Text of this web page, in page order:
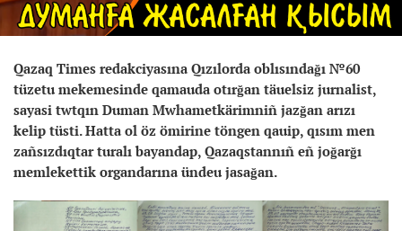
Qazaq Times redakciyasına Qızılorda oblısındağı №60
tüzetu mekemesinde qamauda otırğan täuelsiz jurnalist,
sayasi twtqın Duman Mwhametkärimniñ jazğan arızı
kelip tüsti. Hatta ol öz ömirine töngen qauip, qısım men
zañsızdıqtar turalı bayandap, Qazaqstannıñ eñ joğarğı
memlekettik organdarına ündeu jasağan.